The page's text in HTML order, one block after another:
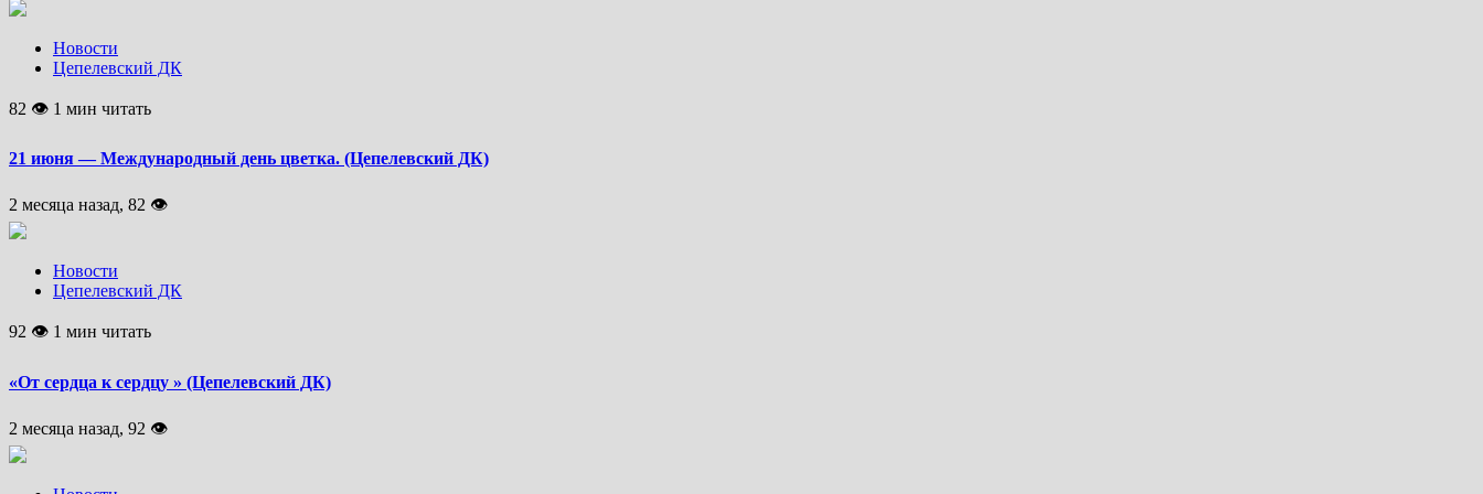
Новости
Цепелевский ДК
82 👁 1 мин читать
21 июня — Международный день цветка. (Цепелевский ДК)
2 месяца назад, 82 👁
Новости
Цепелевский ДК
92 👁 1 мин читать
«От сердца к сердцу » (Цепелевский ДК)
2 месяца назад, 92 👁